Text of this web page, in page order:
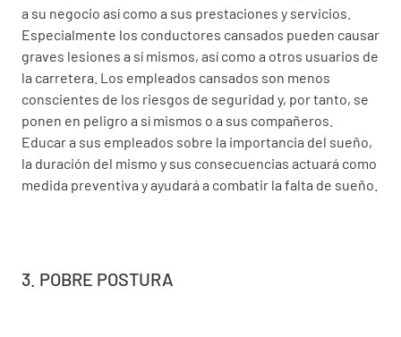
a su negocio así como a sus prestaciones y servicios.
Especialmente los conductores cansados pueden causar
graves lesiones a sí mismos, así como a otros usuarios de
la carretera. Los empleados cansados son menos
conscientes de los riesgos de seguridad y, por tanto, se
ponen en peligro a sí mismos o a sus compañeros.
Educar a sus empleados sobre la importancia del sueño,
la duración del mismo y sus consecuencias actuará como
medida preventiva y ayudará a combatir la falta de sueño.
3. POBRE POSTURA